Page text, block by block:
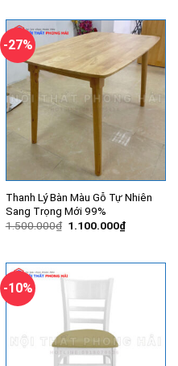
350.000₫.
-27%
Thanh Lý Bàn Màu Gỗ Tự Nhiên
Sang Trọng Mới 99%
1.500.000₫ Giá
1.100.000₫Giá
hiện
-10%